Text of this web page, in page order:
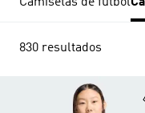
830 resultados